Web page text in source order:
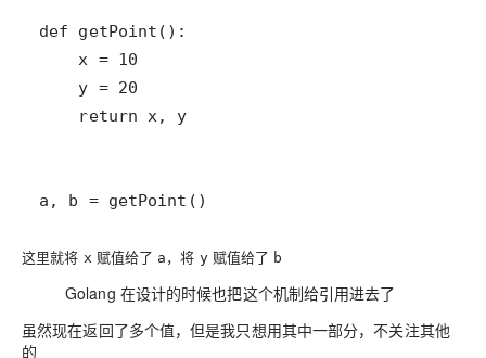
a, b = getPoint()
这里就将 x 赋值给了 a ，将 y赋值给了 b
Golang 在设计的时候也把这个机制给引用进去了
虽然现在返回了多个值，但是我只想用其中一部分，不关注其他
的